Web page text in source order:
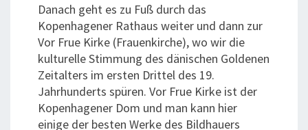
Danach geht es zu Fuß durch das
Kopenhagener Rathaus weiter und dann zur
Vor Frue Kirke (Frauenkirche), wo wir die
kulturelle Stimmung des dänischen Goldenen
Zeitalters im ersten Drittel des 19.
Jahrhunderts spüren. Vor Frue Kirke ist der
Kopenhagener Dom und man kann hier
einige der besten Werke des Bildhauers